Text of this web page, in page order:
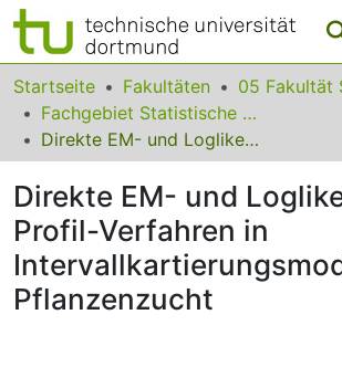
Bereiche & Sammlungen
Das gesamte Repositorium
FAQ
Leitlinien
Zurück zur Startseite
Startseite Fakultäten
05 Fakultät
Fachgebiet Statistische Methoden in der Genetik und Ökologie
Direkte EM- und Loglikelihood-Profil-Verfahren in Intervallkartierungsmodellen der Pflanzenzucht
Direkte EM- und
Profil-Verfahren in
Pflanzenzucht